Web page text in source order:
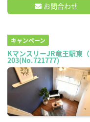
お問合わせ
キャンペーン
KマンスリーJR竜王駅東
203(No.721777)